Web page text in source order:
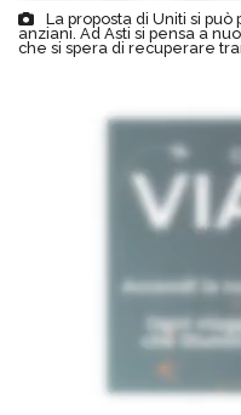
La proposta di Uniti si
anziani. Ad Asti si pensa a
che si spera di recuperare